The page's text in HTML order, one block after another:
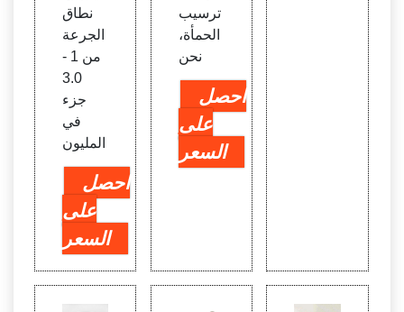
نطاق
الجرعة
من 1 -
3.0
جزء
في
المليون
احصل
على
السعر
ترسيب
الحمأة،
نحن
احصل
على
السعر